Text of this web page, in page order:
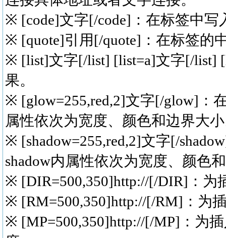
※ [code]文字[/code]：在标签中
※ [quote]引用[/quote]：在标签的
※ [list]文字[/list] [list=a]文字[/list]
果。
※ [glow=255,red,2]文字[/glow]：
属性依次为宽度、颜色和边界大
※ [shadow=255,red,2]文字[/
shadow内属性依次为宽度、颜色
※ [DIR=500,350]http://[/DIR]：为
※ [RM=500,350]http://[/RM]：为
※ [MP=500,350]http://[/MP]：为